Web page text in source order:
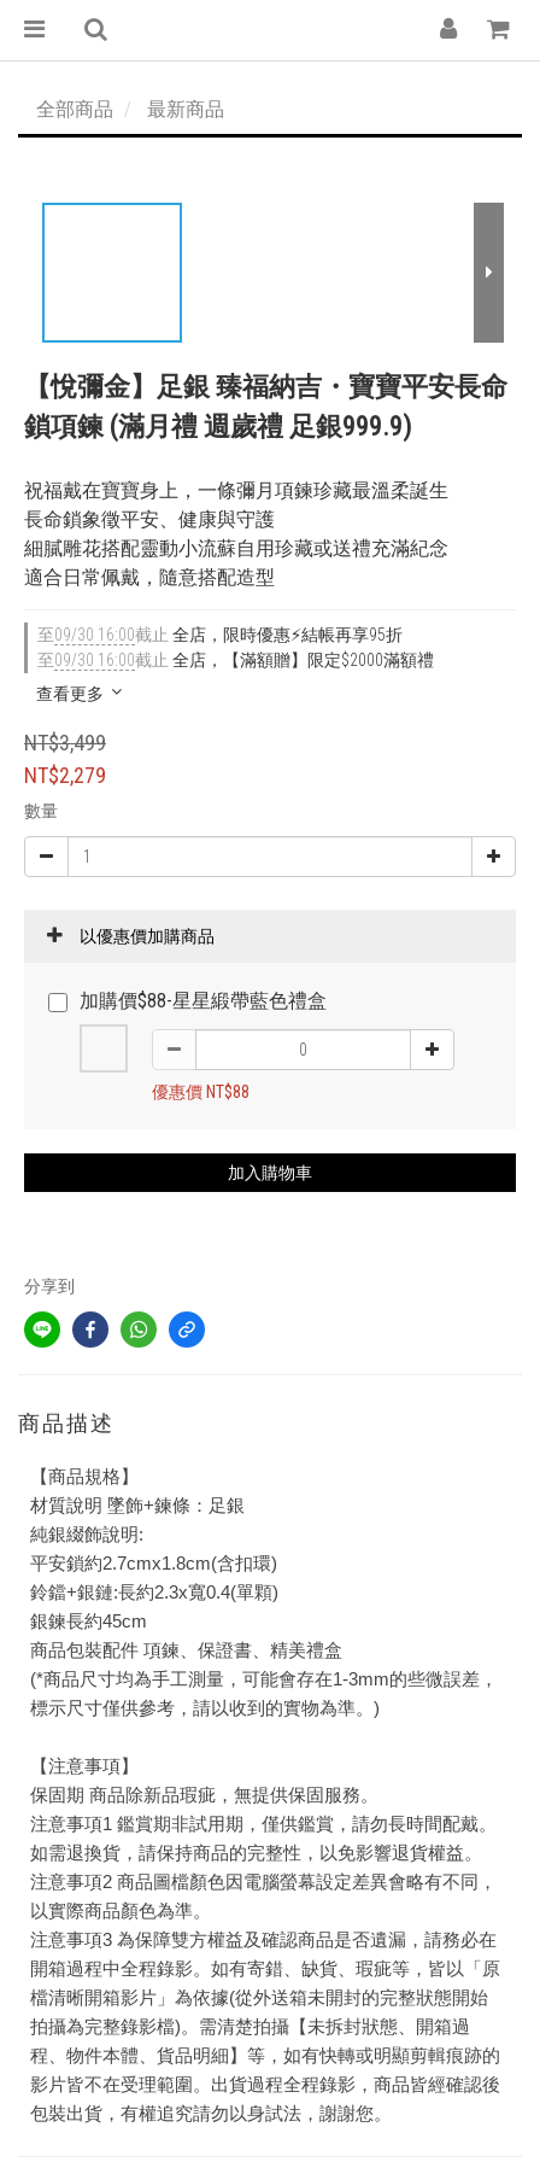
全部商品 最新商品
【悅彌金】足銀 臻福納吉・寶寶平安長命
鎖項鍊 (滿月禮 週歲禮 足銀999.9)
祝福戴在寶寶身上，一條彌月項鍊珍藏最溫柔誕生
長命鎖象徵平安、健康與守護
細膩雕花搭配靈動小流蘇自用珍藏或送禮充滿紀念
適合日常佩戴，隨意搭配造型
至09/30 16:00截止 全店，限時優惠⚡結帳再享95折
至09/30 16:00截止 全店，【滿額贈】限定$2000滿額禮
查看更多
NT$3,499
NT$2,279
數量
以優惠價加購商品
加購價$88-星星緞帶藍色禮盒
優惠價 NT$88
加入購物車
分享到
商品描述
【商品規格】
材質說明 墜飾+鍊條：足銀
純銀綴飾說明:
平安鎖約2.7cmx1.8cm(含扣環)
鈴鐺+銀鏈:長約2.3x寬0.4(單顆)
銀鍊長約45cm
商品包裝配件 項鍊、保證書、精美禮盒
(*商品尺寸均為手工測量，可能會存在1-3mm的些微誤差，
標示尺寸僅供參考，請以收到的實物為準。)
【注意事項】
保固期 商品除新品瑕疵，無提供保固服務。
注意事項1 鑑賞期非試用期，僅供鑑賞，請勿長時間配戴。
如需退換貨，請保持商品的完整性，以免影響退貨權益。
注意事項2 商品圖檔顏色因電腦螢幕設定差異會略有不同，
以實際商品顏色為準。
注意事項3 為保障雙方權益及確認商品是否遺漏，請務必在
開箱過程中全程錄影。如有寄錯、缺貨、瑕疵等，皆以「原
檔清晰開箱影片」為依據(從外送箱未開封的完整狀態開始
拍攝為完整錄影檔)。需清楚拍攝【未拆封狀態、開箱過
程、物件本體、貨品明細】等，如有快轉或明顯剪輯痕跡的
影片皆不在受理範圍。出貨過程全程錄影，商品皆經確認後
包裝出貨，有權追究請勿以身試法，謝謝您。